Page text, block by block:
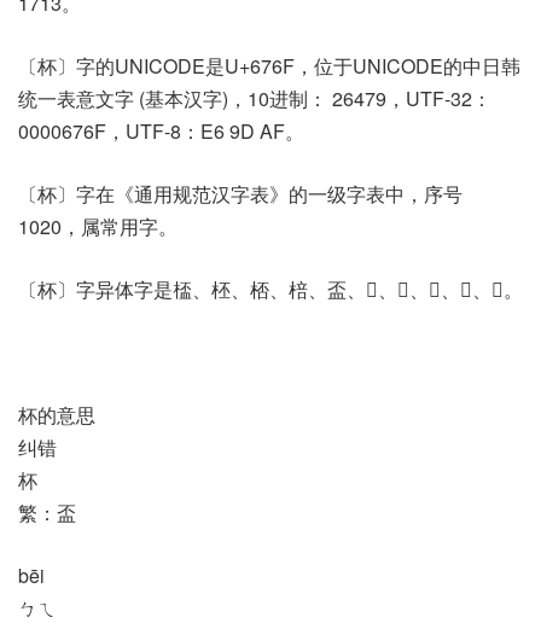
〔杯〕字的UNICODE是U+676F，位于UNICODE的中日韩
统一表意文字 (基本汉字)，10进制： 26479，UTF-32：
0000676F，UTF-8：E6 9D AF。
〔杯〕字在《通用规范汉字表》的一级字表中，序号
1020，属常用字。
〔杯〕字异体字是㮎、柸、桮、棓、盃、𠤯、𠥀、𠥧、𦈧、𦈶。
杯的意思
纠错
杯
繁：盃
bēi
ㄅㄟ